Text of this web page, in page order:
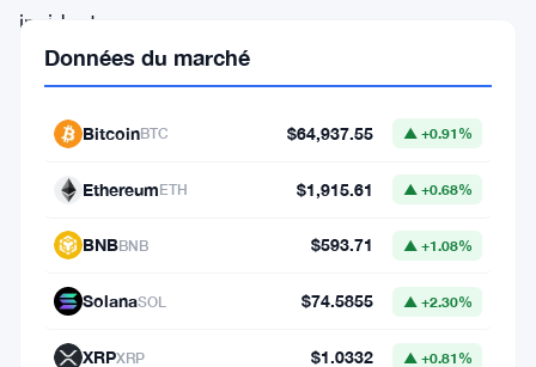
incident
cybersécurité
après
groupe
ransomware
Rhysida
Données du marché
BitcoinBTC $64,937.55 ▲ +0.91%
EthereumETH $1,915.61 ▲ +0.68%
BNBBNB $593.71 ▲ +1.08%
SolanaSOL $74.5855 ▲ +2.30%
XRPXRP $1.0332 ▲ +0.81%